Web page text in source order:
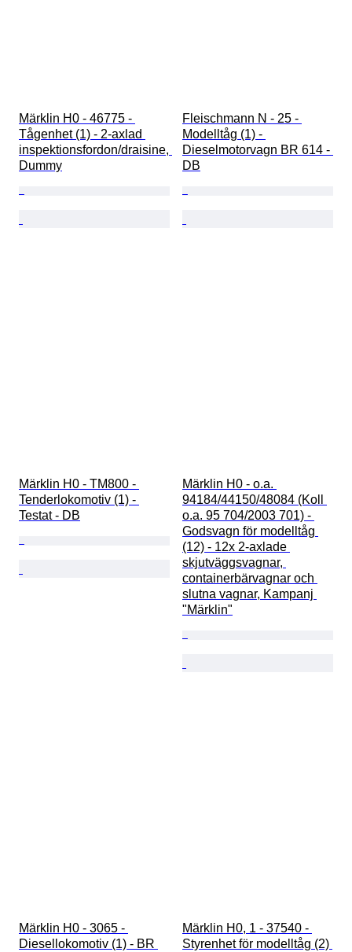
Märklin H0 - 46775 -
Tågenhet (1) - 2-axlad
inspektionsfordon/draisine,
Dummy
Fleischmann N - 25 -
Modelltåg (1) -
Dieselmotorvagn BR 614 -
DB
Märklin H0 - TM800 -
Tenderlokomotiv (1) -
Testat - DB
Märklin H0 - o.a.
94184/44150/48084 (Koll
o.a. 95 704/2003 701) -
Godsvagn för modelltåg
(12) - 12x 2-axlade
skjutväggsvagnar,
containerbärvagnar och
slutna vagnar, Kampanj
"Märklin"
Märklin H0 - 3065 -
Diesellokomotiv (1) - BR
Märklin H0, 1 - 37540 -
Styrenhet för modelltåg (2)